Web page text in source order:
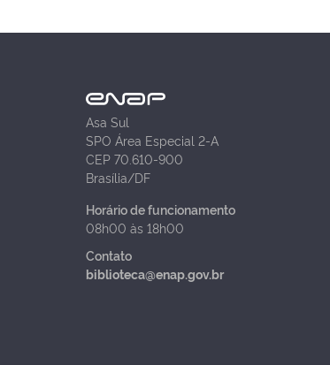
Asa Sul
SPO Área Especial 2-A
CEP 70.610-900
Brasília/DF
Horário de funcionamento
08h00 às 18h00
Contato
biblioteca@enap.gov.br